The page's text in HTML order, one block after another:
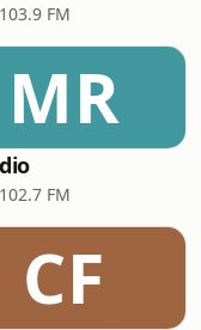
FM
MR
FM
CF